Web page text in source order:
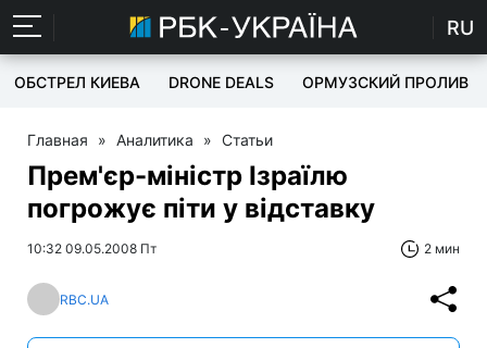
RU
ОБСТРЕЛ КИЕВА DRONE DEALS ОРМУЗСКИЙ ПРОЛИВ
Главная » Аналитика » Статьи
Прем'єр-міністр Ізраїлю
погрожує піти у відставку
10:32 09.05.2008 Пт 2 мин
RBC.UA